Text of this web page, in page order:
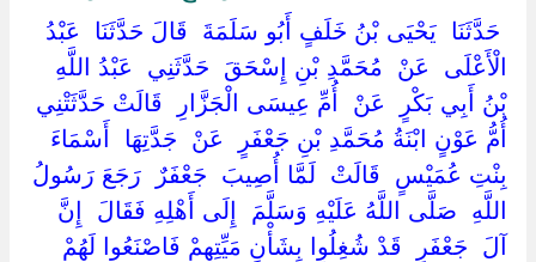
‏ ‏حَدَّثَنَا ‏ ‏يَحْيَى بْنُ خَلَفٍ أَبُو سَلَمَةَ ‏ ‏قَالَ حَدَّثَنَا ‏ ‏عَبْدُ
الْأَعْلَى ‏ ‏عَنْ ‏ ‏مُحَمَّدِ بْنِ إِسْحَقَ ‏ ‏حَدَّثَنِي ‏ ‏عَبْدُ اللَّهِ
بْنُ أَبِي بَكْرٍ ‏ ‏عَنْ ‏ ‏أُمِّ عِيسَى الْجَزَّارِ ‏ ‏قَالَتْ حَدَّثَتْنِي ‏
‏أُمُّ عَوْنٍ ابْنَةُ مُحَمَّدِ بْنِ جَعْفَرٍ ‏ ‏عَنْ ‏ ‏جَدَّتِهَا ‏ ‏أَسْمَاءَ
بِنْتِ عُمَيْسٍ ‏ ‏قَالَتْ ‏ ‏لَمَّا أُصِيبَ ‏ ‏جَعْفَرٌ ‏ ‏رَجَعَ رَسُولُ
اللَّهِ ‏ ‏صَلَّى اللَّهُ عَلَيْهِ وَسَلَّمَ ‏ ‏إِلَى أَهْلِهِ فَقَالَ ‏ ‏إِنَّ
آلَ ‏ ‏جَعْفَرٍ ‏ ‏قَدْ شُغِلُوا بِشَأْنِ مَيِّتِهِمْ فَاصْنَعُوا لَهُمْ